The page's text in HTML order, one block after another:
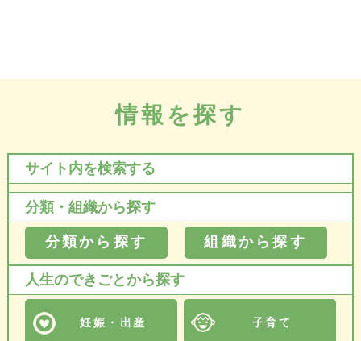
情報を探す
サイト内を検索する
分類・組織から探す
分類から探す 組織から探す
人生のできごとから探す
妊娠・出産 子育て